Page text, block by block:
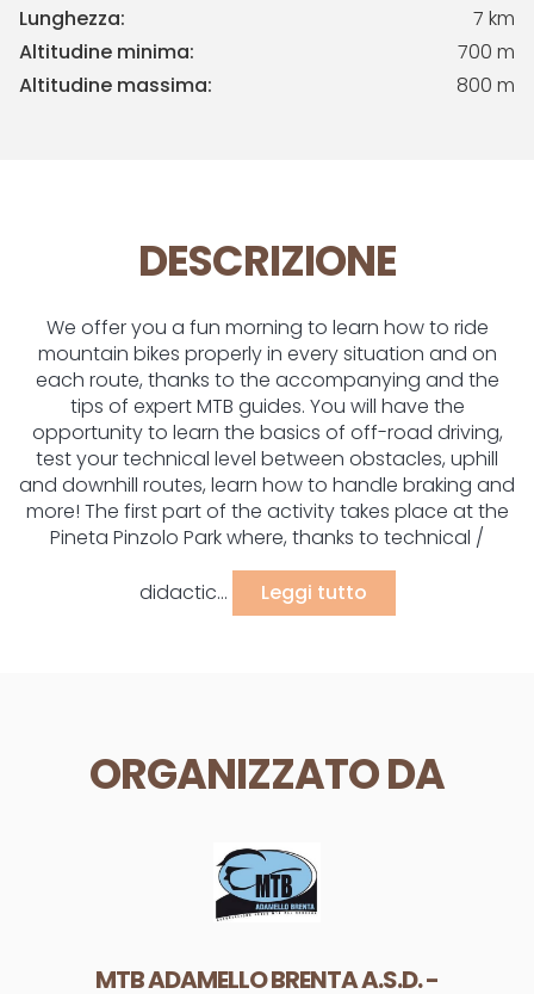
Lunghezza:
7 km
Altitudine minima:
700 m
Altitudine massima:
800 m
DESCRIZIONE
We offer you a fun morning to learn how to ride
mountain bikes properly in every situation and on
each route, thanks to the accompanying and the
tips of expert MTB guides. You will have the
opportunity to learn the basics of off-road driving,
test your technical level between obstacles, uphill
and downhill routes, learn how to handle braking and
more! The first part of the activity takes place at the
Pineta Pinzolo Park where, thanks to technical /
didactic...
Leggi tutto
ORGANIZZATO DA
MTB ADAMELLO BRENTA A.S.D. -